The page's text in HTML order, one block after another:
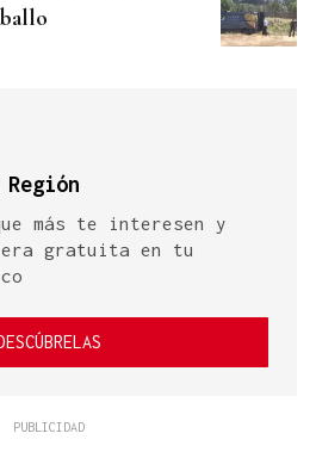
más te interesen y
gratuita en tu